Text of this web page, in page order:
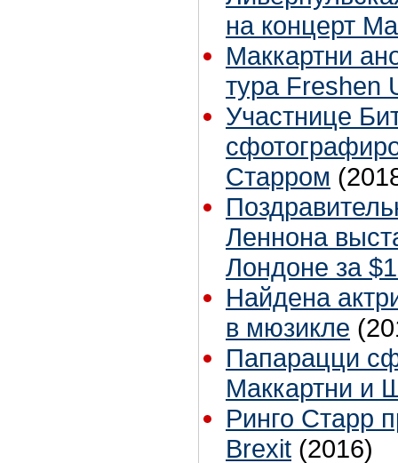
на концерт
Маккартни
тура Freshen
Участнице
Старром
Леннона
Лондоне за
Найдена
в мюзикле
Папарацци
Маккартни и
Ринго Старр
Brexit (2016)